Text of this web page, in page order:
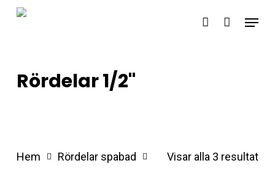
Skip
account
Menu
Rördelar 1/2"
Visar alla 3 resultat
Hem
Rördelar spabad